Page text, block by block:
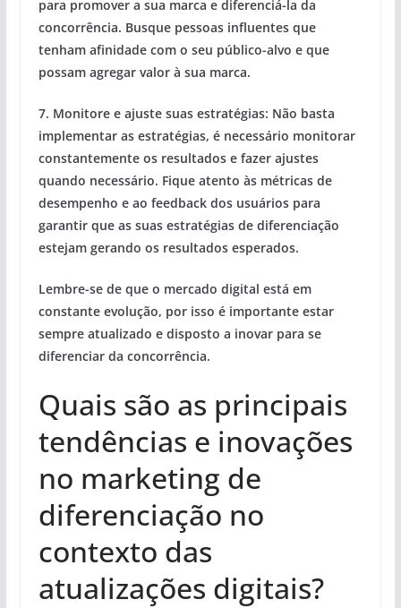
para promover a sua marca e diferenciá-la da
concorrência. Busque pessoas influentes que
tenham afinidade com o seu público-alvo e que
possam agregar valor à sua marca.
7. Monitore e ajuste suas estratégias: Não basta
implementar as estratégias, é necessário monitorar
constantemente os resultados e fazer ajustes
quando necessário. Fique atento às métricas de
desempenho e ao feedback dos usuários para
garantir que as suas estratégias de diferenciação
estejam gerando os resultados esperados.
Lembre-se de que o mercado digital está em
constante evolução, por isso é importante estar
sempre atualizado e disposto a inovar para se
diferenciar da concorrência.
Quais são as principais
tendências e inovações
no marketing de
diferenciação no
contexto das
atualizações digitais?